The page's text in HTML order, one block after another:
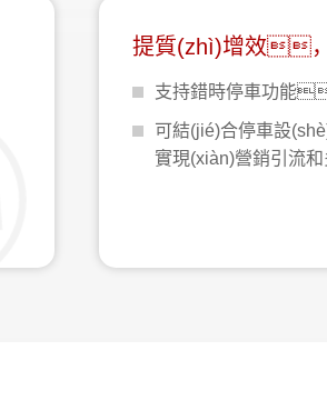
提質(zhì)增效
支持錯時停車功能
可結(jié)合停車設
實現(xiàn)營銷引流